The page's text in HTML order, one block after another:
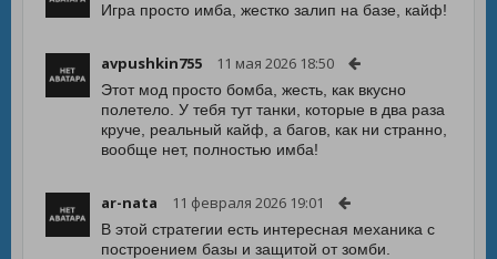
Игра просто имба, жестко залип на базе, кайф!
avpushkin755 11 мая 2026 18:50
Этот мод просто бомба, жесть, как вкусно
полетело. У тебя тут танки, которые в два раза
круче, реальный кайф, а багов, как ни странно,
вообще нет, полностью имба!
ar-nata 11 февраля 2026 19:01
В этой стратегии есть интересная механика с
построением базы и защитой от зомби.